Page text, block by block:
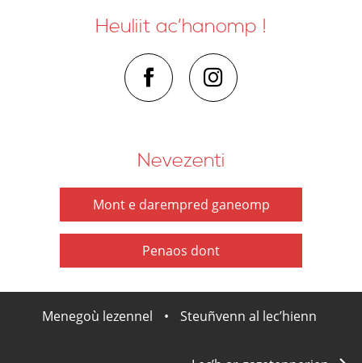
Heuliit ac’hanomp !
Nevezenti
Mont e darempred ganeomp
Penaos dont
Menegoù lezennel • Steuñvenn al lec’hienn